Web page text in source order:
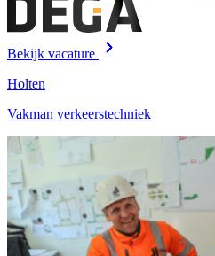
Bekijk vacature
Holten
Vakman verkeerstechniek